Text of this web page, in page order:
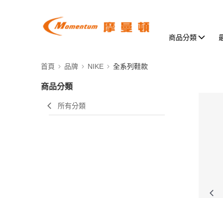
商品分類
首頁 品牌 NIKE 全系列鞋款
商品分類
所有分類